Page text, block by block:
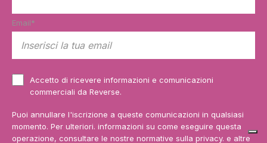
Email*
Accetto di ricevere informazioni e comunicazioni
commerciali da Reverse.
Puoi annullare l'iscrizione a queste comunicazioni in qualsiasi
momento. Per ulteriori. informazioni su come eseguire questa
operazione, consultare le nostre normative sulla privacy. e altre